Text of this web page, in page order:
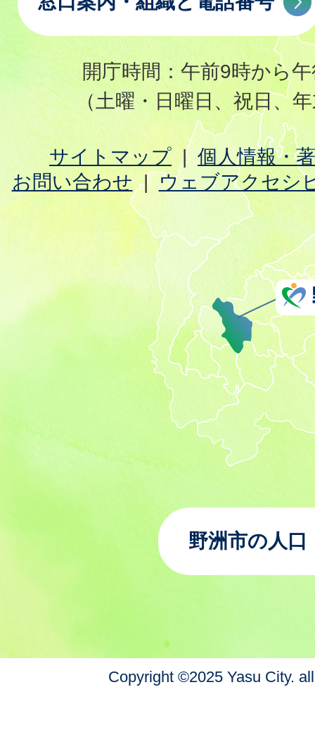
開庁時間：午前9時から
（土曜・日曜日、祝日、
サイトマップ
個人情報・
お問い合わせ
ウェブアクセシ
野洲市の人口
Copyright ©2025 Yasu City.